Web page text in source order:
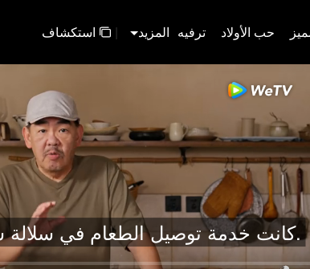
حب الأولاد ترفيه المزيد | استكشاف